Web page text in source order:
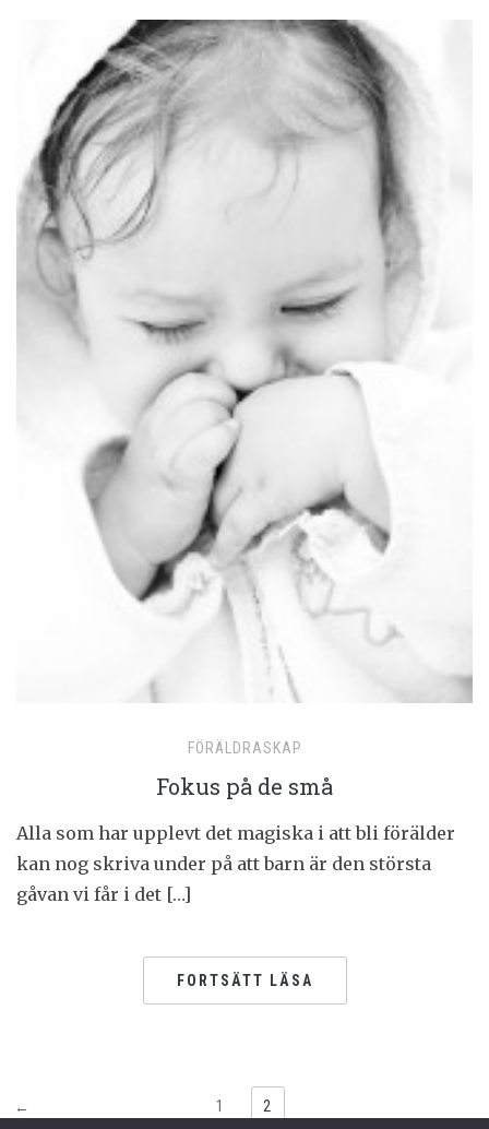
FÖRÄLDRASKAP
Fokus på de små
Alla som har upplevt det magiska i att bli förälder
kan nog skriva under på att barn är den största
gåvan vi får i det […]
FORTSÄTT LÄSA
← 1 2